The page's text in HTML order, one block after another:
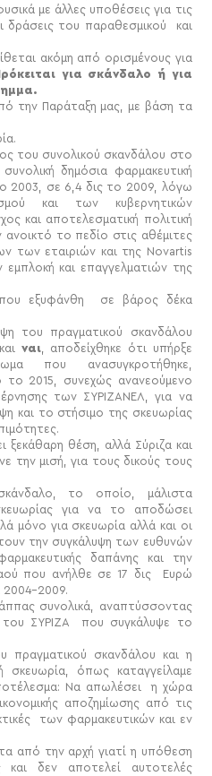
με άλλες υποθέσεις για τις
δράσεις του παραθεσμικού
και
ακόμη από ορισμένους για
για σκάνδαλο ή για
την Παράταξη μας, με βάση τα
του συνολικού σκανδάλου στο
δημόσια φαρμακευτική
2003, σε 6,4 δις το 2009, λόγω
και των κυβερνητικών
και αποτελεσματική πολιτική
το πεδίο στις αθέμιτες
των εταιριών και της Novartis
εμπλοκή και επαγγελματιών της
που εξυφάνθη σε βάρος δέκα
του πραγματικού σκανδάλου
ναι, αποδείχθηκε ότι υπήρξε
που ανασυγκροτήθηκε,
το 2015, συνεχώς ανανεούμενο
των ΣΥΡΙΖΑΝΕΛ, για να
και το στήσιμο της σκευωρίας
ξεκάθαρη θέση, αλλά Σύριζα και
την μισή, για τους δικούς τους
το οποίο, μάλιστα
για να το αποδώσει
μόνο για σκευωρία αλλά και οι
την συγκάλυψη των ευθυνών
δαπάνης και την
που ανήλθε σε 17 δις Ευρώ
2004-2009.
συνολικά, αναπτύσσοντας
του ΣΥΡΙΖΑ που συγκάλυψε το
σκανδάλου και η
σκευωρία, όπως καταγγείλαμε
Να απωλέσει η χώρα
αποζημίωσης από τις
των φαρμακευτικών και εν
από την αρχή γιατί η υπόθεση
και δεν αποτελεί αυτοτελές